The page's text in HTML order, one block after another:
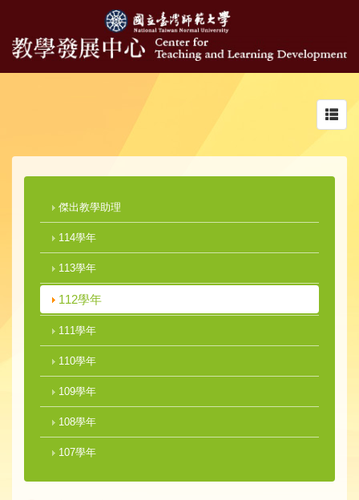
傑出教學助理
114學年
113學年
112學年
111學年
110學年
109學年
108學年
107學年